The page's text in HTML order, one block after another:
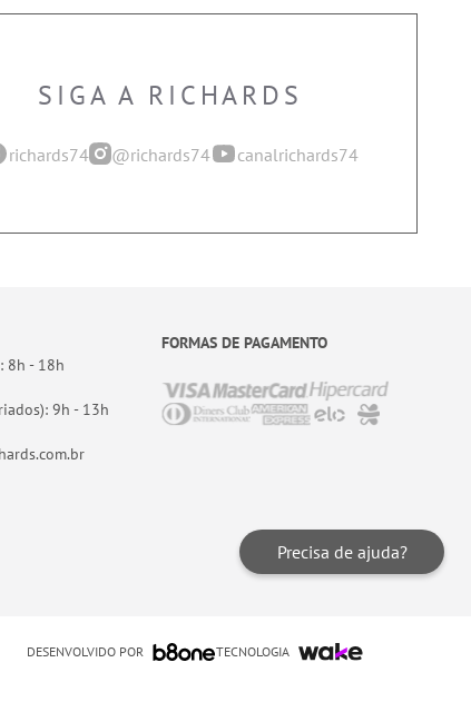
SIGA A RICHARDS
richards74 @richards74 canalrichards74
Precisa de ajuda?
8h - 18h
9h - 13h
FORMAS DE PAGAMENTO
DESENVOLVIDO POR TECNOLOGIA